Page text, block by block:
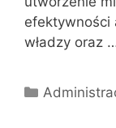
efektywności
władzy oraz
Kategorie